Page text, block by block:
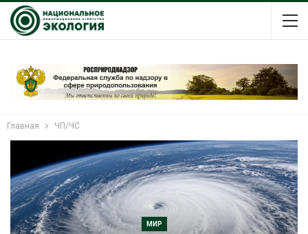
Главная ЧП/ЧС
МИР